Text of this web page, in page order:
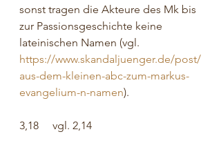
sonst tragen die Akteure des Mk bis
zur Passionsgeschichte keine
lateinischen Namen (vgl.
https://www.skandaljuenger.de/post/
aus-dem-kleinen-abc-zum-markus-
evangelium-n-namen).
3,18     vgl. 2,14